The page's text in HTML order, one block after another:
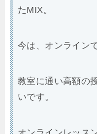
たMIX。
今は、オンライン
教室に通い高額の
いです。